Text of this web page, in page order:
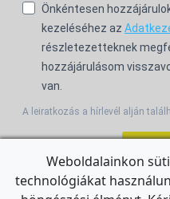
Önkéntesen
kezeléséhez az
részletezetteknek
hozzájárulásom
van.
A leiratkozás a hírlevél alján
For the English
Weboldalainkon
technológiákat